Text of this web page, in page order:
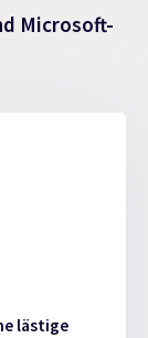
Microsoft-
lästige